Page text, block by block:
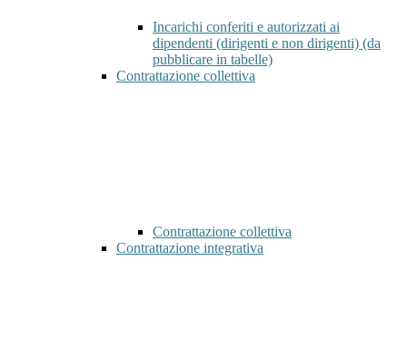
Incarichi conferiti e autorizzati ai
dipendenti (dirigenti e non dirigenti) (da
pubblicare in tabelle)
Contrattazione collettiva
Contrattazione collettiva
Contrattazione integrativa